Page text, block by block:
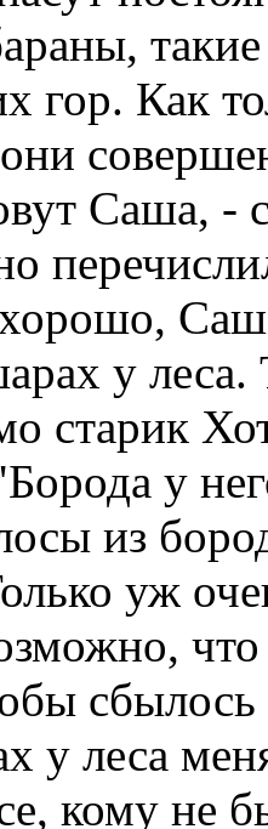
гор. Как
Саша, -
у
старик
у
из
уж
что
у леса
кому не